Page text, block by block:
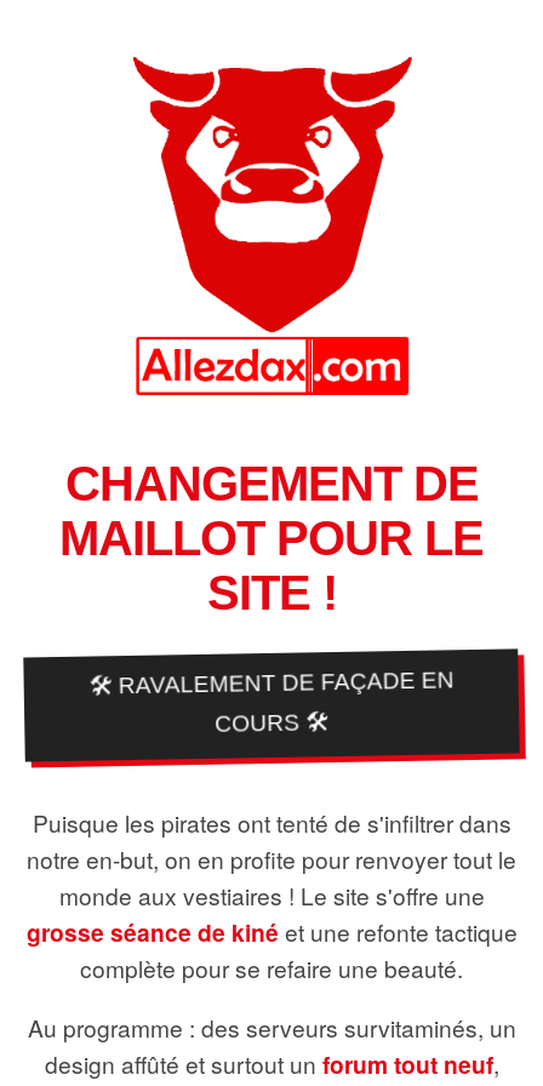
CHANGEMENT DE
MAILLOT POUR LE
SITE !
🛠️ RAVALEMENT DE FAÇADE EN
COURS 🛠️
Puisque les pirates ont tenté de s'infiltrer dans
notre en-but, on en profite pour renvoyer tout le
monde aux vestiaires ! Le site s'offre une
grosse séance de kiné et une refonte tactique
complète pour se refaire une beauté.
Au programme : des serveurs survitaminés, un
design affûté et surtout un forum tout neuf,